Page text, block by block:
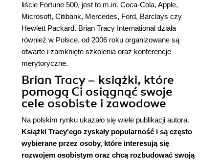
liście Fortune 500, jest to m.in. Coca-Cola, Apple,
Microsoft, Citibank, Mercedes, Ford, Barclays czy
Hewlett Packard. Brian Tracy International działa
również w Polsce, od 2006 roku organizowane są
otwarte i zamknięte szkolenia oraz konferencje
merytoryczne.
Brian Tracy – książki, które
pomogą Ci osiągnąć swoje
cele osobiste i zawodowe
Na polskim rynku ukazało się wiele publikacji autora.
Książki Tracy'ego zyskały popularność i są często
wybierane przez osoby, które interesują się
rozwojem osobistym oraz chcą rozbudować swoją